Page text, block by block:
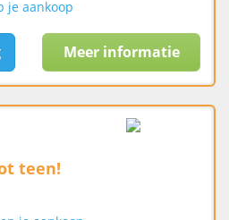
je aankoop
Meer informatie
teen!